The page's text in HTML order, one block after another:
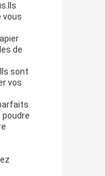
vous
de
sont
vos